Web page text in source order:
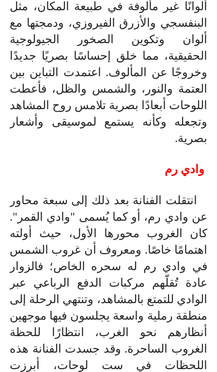
ألوانًا غير مألوفة في طبيعة المكان، مثل
البنفسجي والأزرق الفيروزي، ودمجتها مع
ألوان وتكوين الصخور الجيولوجية
الحقيقية، مما خلق إحساسًا بصريًا جديدًا
وخروجًا عن المألوف. اعتمدت التباين بين
العتمة والنور، والشمس والظل، فأعطت
اللوحات أبعادًا بصرية تلامس روح المشاهد
وتجعله وكأنه يستمع لموسيقى وأشعار
بصرية.
وادي رم
انتقلت الفنانة بعد ذلك إلى سبعة محاور
عن وادي رم، أو كما يُسمى "وادي القمر".
كان الغروب محورها الأول، حيث أولته
اهتمامًا خاصًا. ومعروف أن غروب الشمس
في وادي رم له سحره الخاص؛ فالزوار
عادة تُقلّهم مركبات الدفع الرباعي عبر
الوادي للتمتع بالمشاهد، وتنتهي الرحلة إلى
منطقة رملية واسعة يجلسون فيها موجهين
أنظارهم نحو الغرب، انتظارًا للحظة
الغروب الساحرة. وقد جسدت الفنانة هذه
اللحظات في ست لوحات، أبرزت